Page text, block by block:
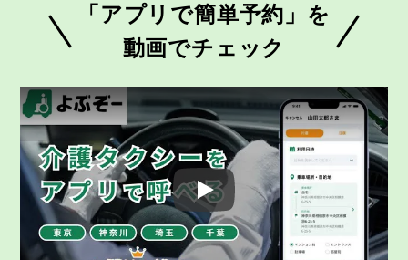
「アプリで簡単予約」を
動画でチェック
Play: Keynote (Google I/O '18)